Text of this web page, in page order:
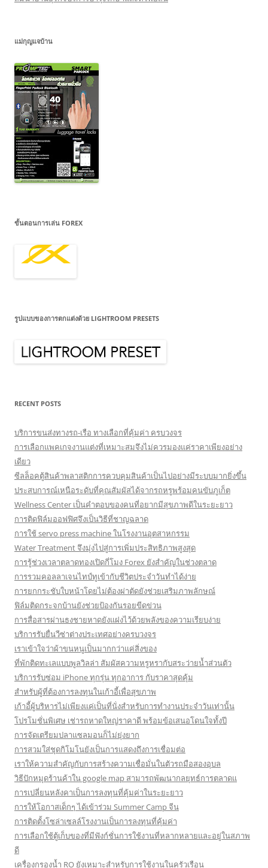
แม่กุญแจบ้าน
ขั้นตอนการเล่น FOREX
รูปแบบของการตกแต่งด้วย LIGHTROOM PRESETS
RECENT POSTS
บริการขนส่งทางรถ-เรือ ทางเลือกที่คุ้มค่า ครบวงจร
การเลือกแพคเกจงานแต่งที่เหมาะสมจึงไม่ควรมองแค่ราคาเพียงอย่าง
เดียว
ซีลล็อคตู้สินค้าพลาสติกการควบคุมสินค้าเป็นไปอย่างมีระบบมากยิ่งขึ้น
ประสบการณ์เหนือระดับที่คุณสัมผัสได้จากรถหรูพร้อมคนขับภูเก็ต
Wellness Center เป็นคำตอบของคนที่อยากมีสุขภาพดีในระยะยาว
การติดฟิล์มออฟฟิศจึงเป็นวิธีที่ชาญฉลาด
การใช้ servo press machine ในโรงงานอุตสาหกรรม
Water Treatment จึงมุ่งไปสู่การเพิ่มประสิทธิภาพสูงสุด
การรู้ช่วงเวลาตลาดทองเปิดกี่โมง Forex ยังสำคัญในช่วงตลาด
การรวมคอลลาเจนไทป์ทูเข้ากับชีวิตประจำวันทำได้ง่าย
การยกกระชับใบหน้าโดยไม่ต้องผ่าตัดยังช่วยเสริมภาพลักษณ์
ฟิล์มติดกระจกบ้านยังช่วยป้องกันรอยขีดข่วน
การสื่อสารผ่านธงชายหาดยังแฝงไว้ด้วยพลังของความเรียบง่าย
บริการรับยื่นวีซ่าต่างประเทศอย่างครบวงจร
เราเข้าใจว่าผ้าขนหนูเป็นมากกว่าแค่สิ่งของ
ที่พักติดทะเลแบบพูลวิลล่า สัมผัสความหรูหรากับสระว่ายน้ำส่วนตัว
บริการรับซ่อม iPhone ทุกรุ่น ทุกอาการ กับราคาสุดคุ้ม
สำหรับผู้ที่ต้องการลงทุนในเก้าอี้เพื่อสุขภาพ
เก้าอี้ผู้บริหารไม่เพียงแค่เป็นที่นั่งสำหรับการทำงานประจำวันเท่านั้น
โปรโมชั่นพิเศษ เช่ารถหาดใหญ่ราคาดี พร้อมข้อเสนอโดนใจทั้งปี
การจัดเตรียมปลาแซลมอนก็ไม่ยุ่งยาก
การสวมใส่ชุดกิโมโนยังเป็นการแสดงถึงการเชื่อมต่อ
เราให้ความสำคัญกับการสร้างความเชื่อมั่นในตัวรถมือสองอุบล
วิธีปักหมุดร้านค้าใน google map สามารถพัฒนากลยุทธ์การตลาดแ
การเปลี่ยนหลังคาเป็นการลงทุนที่คุ้มค่าในระยะยาว
การให้โอกาสเด็กๆ ได้เข้าร่วม Summer Camp จีน
การติดตั้งโซล่าเซลล์โรงงานเป็นการลงทุนที่คุ้มค่า
การเลือกใช้ตู้เก็บของที่มีฟังก์ชั่นการใช้งานที่หลากหลายและอยู่ในสภาพ
ดี
เครื่องกรองน้ำ RO ยังเหมาะสำหรับการใช้งานในครัวเรือน